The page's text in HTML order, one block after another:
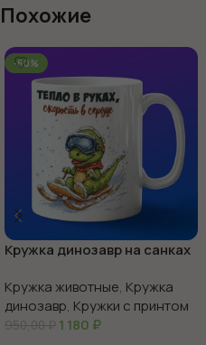
Похожие
-60%
Кружка динозавр на санках
Кружка животные, Кружка
динозавр, Кружки с принтом
950,00₽ 1 180 ₽